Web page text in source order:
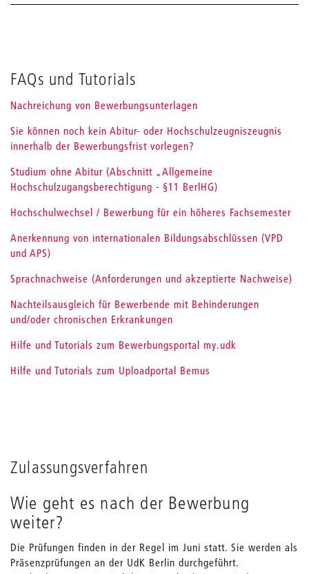
FAQs und Tutorials
Nachreichung von Bewerbungsunterlagen
Sie können noch kein Abitur- oder Hochschulzeugniszeugnis
innerhalb der Bewerbungsfrist vorlegen?
Studium ohne Abitur (Abschnitt „Allgemeine
Hochschulzugangsberechtigung - §11 BerlHG)
Hochschulwechsel / Bewerbung für ein höheres Fachsemester
Anerkennung von internationalen Bildungsabschlüssen (VPD
und APS)
Sprachnachweise (Anforderungen und akzeptierte Nachweise)
Nachteilsausgleich für Bewerbende mit Behinderungen
und/oder chronischen Erkrankungen
Hilfe und Tutorials zum Bewerbungsportal my.udk
Hilfe und Tutorials zum Uploadportal Bemus
Zulassungsverfahren
Wie geht es nach der Bewerbung
weiter?
Die Prüfungen finden in der Regel im Juni statt. Sie werden als
Präsenzprüfungen an der UdK Berlin durchgeführt.